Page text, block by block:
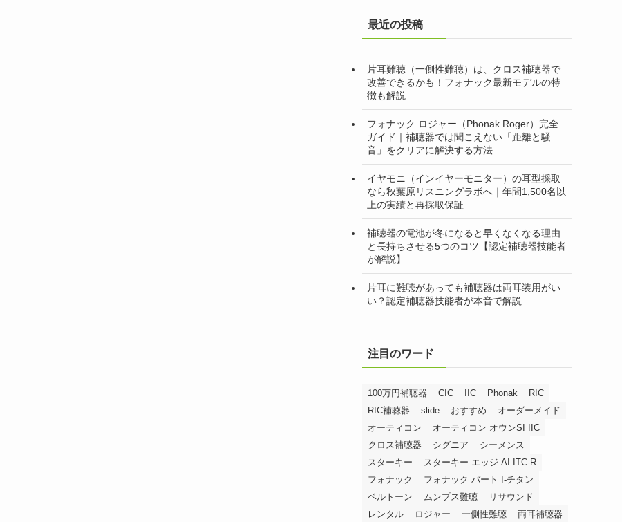
最近の投稿
片耳難聴（一側性難聴）は、クロス補聴器で
改善できるかも！フォナック最新モデルの特
徴も解説
フォナック ロジャー（Phonak Roger）完全
ガイド｜補聴器では聞こえない「距離と騒
音」をクリアに解決する方法
イヤモニ（インイヤーモニター）の耳型採取
なら秋葉原リスニングラボへ｜年間1,500名以
上の実績と再採取保証
補聴器の電池が冬になると早くなくなる理由
と長持ちさせる5つのコツ【認定補聴器技能者
が解説】
片耳に難聴があっても補聴器は両耳装用がい
い？認定補聴器技能者が本音で解説
注目のワード
100万円補聴器 CIC IIC Phonak
RIC
RIC補聴器
slide おすすめ
オーダーメイド
オーティコン
オーティコン オウンSI IIC
クロス補聴器
シグニア
シーメンス
スターキー
スターキー エッジ AI ITC-R
フォナック
フォナック バート I-チタン
ベルトーン
ムンプス難聴
リサウンド
レンタル
ロジャー 一側性難聴 両耳補聴器